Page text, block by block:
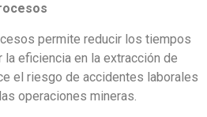
permite reducir los tiempos
la eficiencia en la extracción de
el riesgo de accidentes laborales
operaciones mineras.